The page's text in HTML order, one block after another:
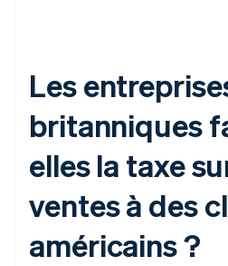
Les
britanniques
elles la taxe
ventes à des
américains ?